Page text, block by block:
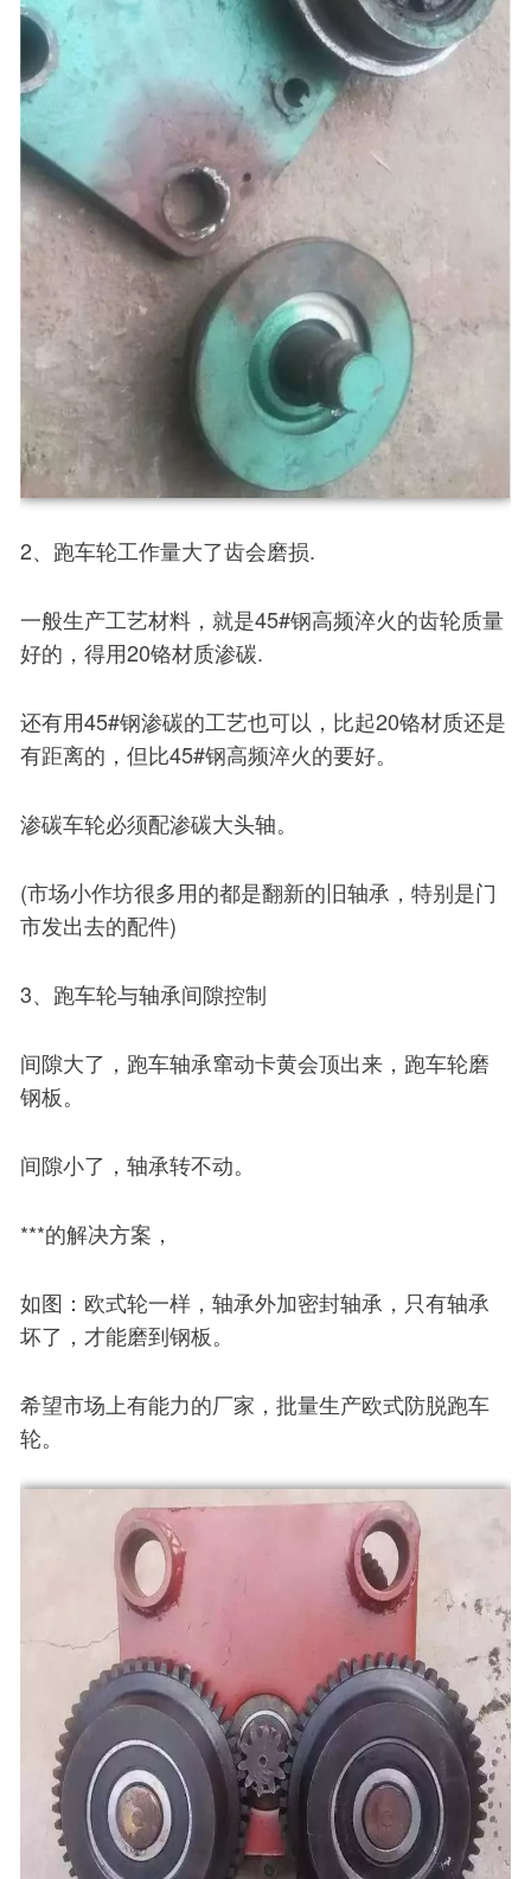
2、跑车轮工作量大了齿会磨损.
一般生产工艺材料，就是45#钢高频淬火的齿轮质量
好的，得用20铬材质渗碳.
还有用45#钢渗碳的工艺也可以，比起20铬材质还是
有距离的，但比45#钢高频淬火的要好。
渗碳车轮必须配渗碳大头轴。
(市场小作坊很多用的都是翻新的旧轴承，特别是门
市发出去的配件)
3、跑车轮与轴承间隙控制
间隙大了，跑车轴承窜动卡黄会顶出来，跑车轮磨
钢板。
间隙小了，轴承转不动。
***的解决方案，
如图：欧式轮一样，轴承外加密封轴承，只有轴承
坏了，才能磨到钢板。
希望市场上有能力的厂家，批量生产欧式防脱跑车
轮。